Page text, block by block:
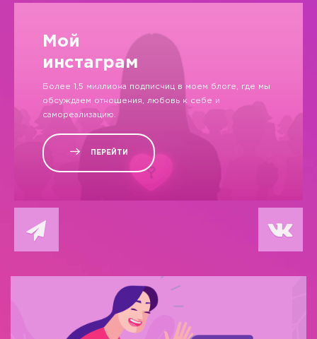
Мой
инстаграм
Более 1,5 миллиона подписчиц в моем блоге, где мы
обсуждаем отношения, любовь к себе и
самореализацию.
ПЕРЕЙТИ